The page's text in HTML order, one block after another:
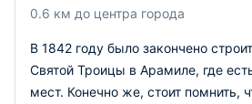
0.6 км до центра города
В 1842 году было закончено
Святой Троицы в Арамиле, где
мест. Конечно же, стоит помнить,